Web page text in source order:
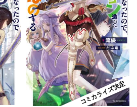
コミカライズ決定